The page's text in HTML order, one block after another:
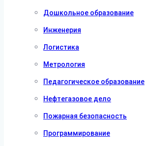
Дошкольное образование
Инженерия
Логистика
Метрология
Педагогическое образование
Нефтегазовое дело
Пожарная безопасность
Программирование